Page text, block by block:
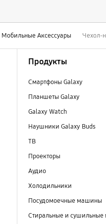
Мобильные Аксессуары Чехол-
Продукты
Смартфоны Galaxy
Планшеты Galaxy
Galaxy Watch
Наушники Galaxy Buds
ТВ
Проекторы
Аудио
Холодильники
Посудомоечные машины
Стиральные и